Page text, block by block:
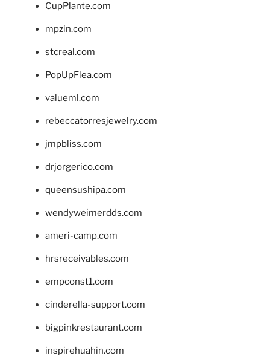
CupPlante.com
mpzin.com
stcreal.com
PopUpFlea.com
valueml.com
rebeccatorresjewelry.com
jmpbliss.com
drjorgerico.com
queensushipa.com
wendyweimerdds.com
ameri-camp.com
hrsreceivables.com
empconst1.com
cinderella-support.com
bigpinkrestaurant.com
inspirehuahin.com